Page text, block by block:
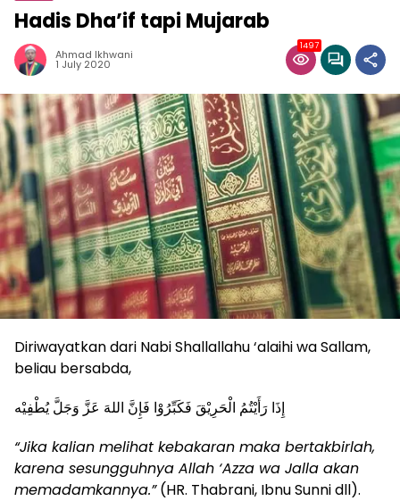
Hadis Dha’if tapi Mujarab
Ahmad Ikhwani
1 July 2020
1497
Diriwayatkan dari Nabi Shallallahu ‘alaihi wa Sallam,
beliau bersabda,
إِذَا رَأَيْتُمُ الْحَرِيْقَ فَكَبِّرُوْا فَإِنَّ اللهَ عَزَّ وَجَلَّ يُطْفِيْه
“Jika kalian melihat kebakaran maka bertakbirlah,
karena sesungguhnya Allah ‘Azza wa Jalla akan
memadamkannya.”(HR. Thabrani, Ibnu Sunni dll).